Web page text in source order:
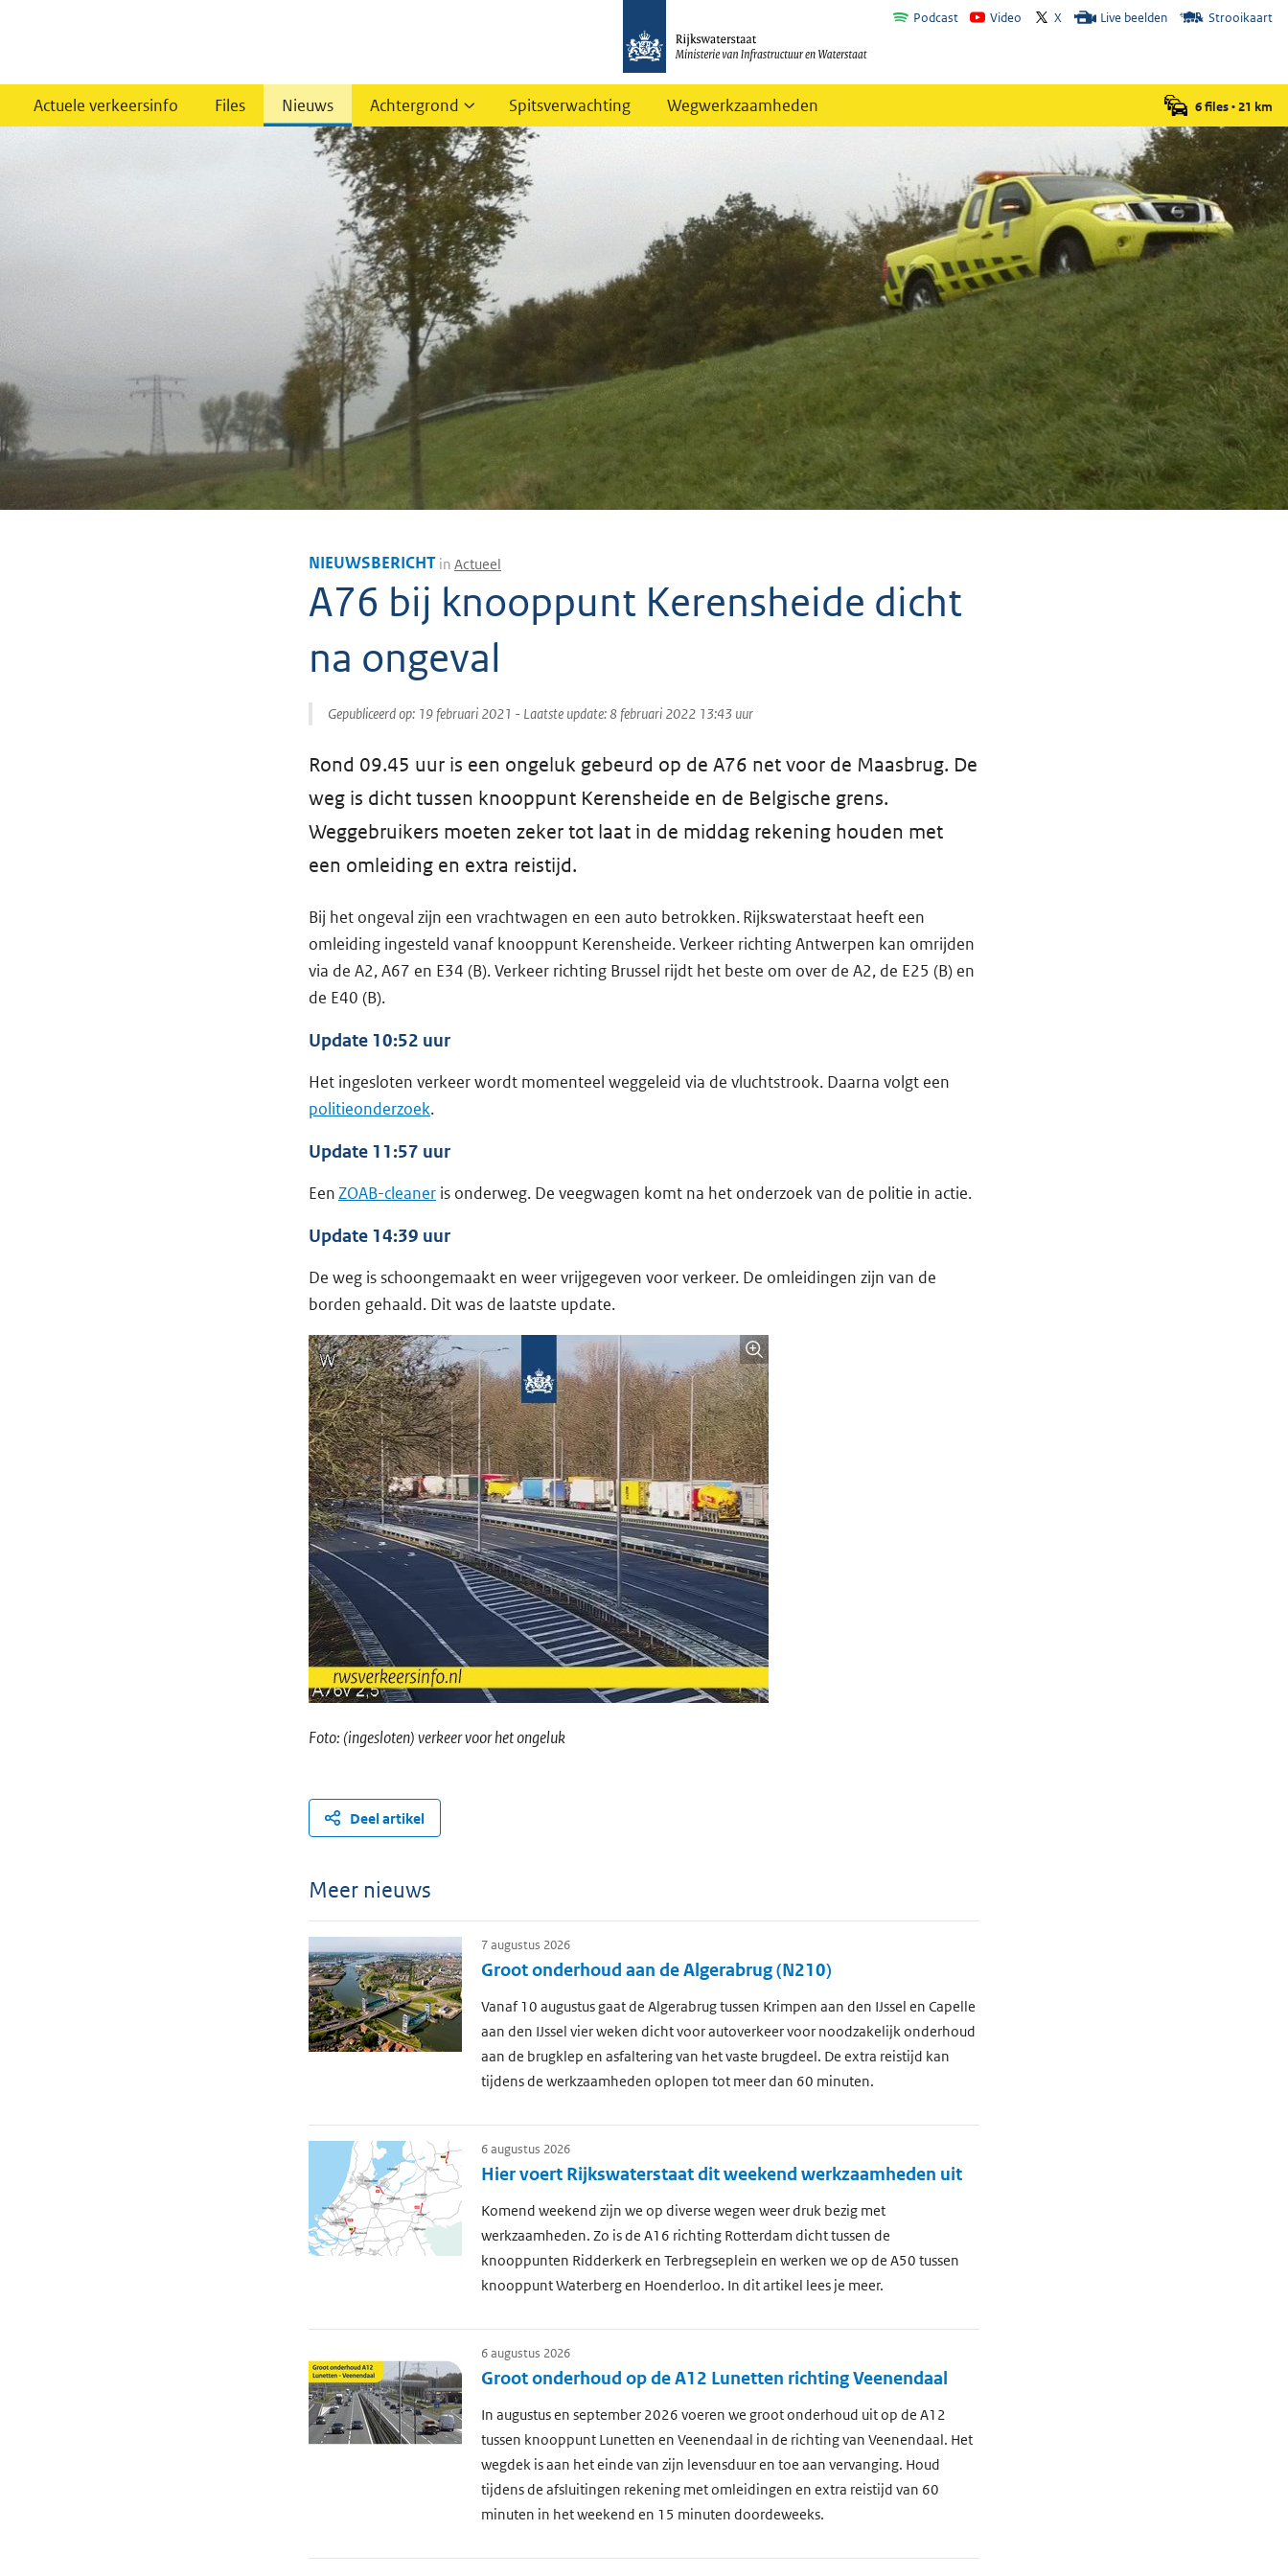
Podcast Video X Live beelden Strooikaart
Actuele verkeersinfo Files Nieuws Achtergrond Spitsverwachting Wegwerkzaamheden 6 files•21 km
NIEUWSBERICHT in Actueel
A76 bij knooppunt Kerensheide dicht
na ongeval
Gepubliceerd op: 19 februari 2021 - Laatste update:8 februari 2022 13:43 uur
Rond 09.45 uur is een ongeluk gebeurd op de A76 net voor de Maasbrug. De
weg is dicht tussen knooppunt Kerensheide en de Belgische grens.
Weggebruikers moeten zeker tot laat in de middag rekening houden met
een omleiding en extra reistijd.
Bij het ongeval zijn een vrachtwagen en een auto betrokken. Rijkswaterstaat heeft een
omleiding ingesteld vanaf knooppunt Kerensheide. Verkeer richting Antwerpen kan omrijden
via de A2, A67 en E34 (B). Verkeer richting Brussel rijdt het beste om over de A2, de E25 (B) en
de E40 (B).
Update 10:52 uur
Het ingesloten verkeer wordt momenteel weggeleid via de vluchtstrook. Daarna volgt een
politieonderzoek.
Update 11:57 uur
EenZOAB-cleaner is onderweg. De veegwagen komt na het onderzoek van de politie in actie.
Update 14:39 uur
De weg is schoongemaakt en weer vrijgegeven voor verkeer. De omleidingen zijn van de
borden gehaald. Dit was de laatste update.
Foto: (ingesloten) verkeer voor het ongeluk
Deel artikel
Meer nieuws
Groot onderhoud aan de Algerabrug (N210)
7 augustus 2026
Vanaf 10 augustus gaat de Algerabrug tussen Krimpen aan den IJssel en Capelle
aan den IJssel vier weken dicht voor autoverkeer voor noodzakelijk onderhoud
aan de brugklep en asfaltering van het vaste brugdeel. De extra reistijd kan
tijdens de werkzaamheden oplopen tot meer dan 60 minuten.
Hier voert Rijkswaterstaat dit weekend werkzaamheden uit
6 augustus 2026
Komend weekend zijn we op diverse wegen weer druk bezig met
werkzaamheden. Zo is de A16 richting Rotterdam dicht tussen de
knooppunten Ridderkerk en Terbregseplein en werken we op de A50 tussen
knooppunt Waterberg en Hoenderloo. In dit artikel lees je meer.
Groot onderhoud op de A12 Lunetten richting Veenendaal
6 augustus 2026
In augustus en september 2026 voeren we groot onderhoud uit op de A12
tussen knooppunt Lunetten en Veenendaal in de richting van Veenendaal. Het
wegdek is aan het einde van zijn levensduur en toe aan vervanging. Houd
tijdens de afsluitingen rekening met omleidingen en extra reistijd van 60
minuten in het weekend en 15 minuten doordeweeks.